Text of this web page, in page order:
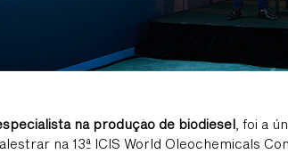
na produção de biodiesel , foi a
na 13ª ICIS World Oleochemicals